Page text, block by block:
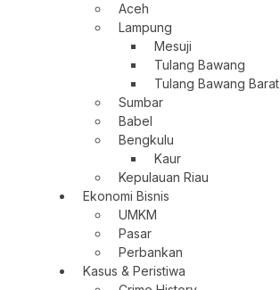
Aceh
Lampung
Mesuji
Tulang Bawang
Tulang Bawang Barat
Sumbar
Babel
Bengkulu
Kaur
Kepulauan Riau
Ekonomi Bisnis
UMKM
Pasar
Perbankan
Kasus & Peristiwa